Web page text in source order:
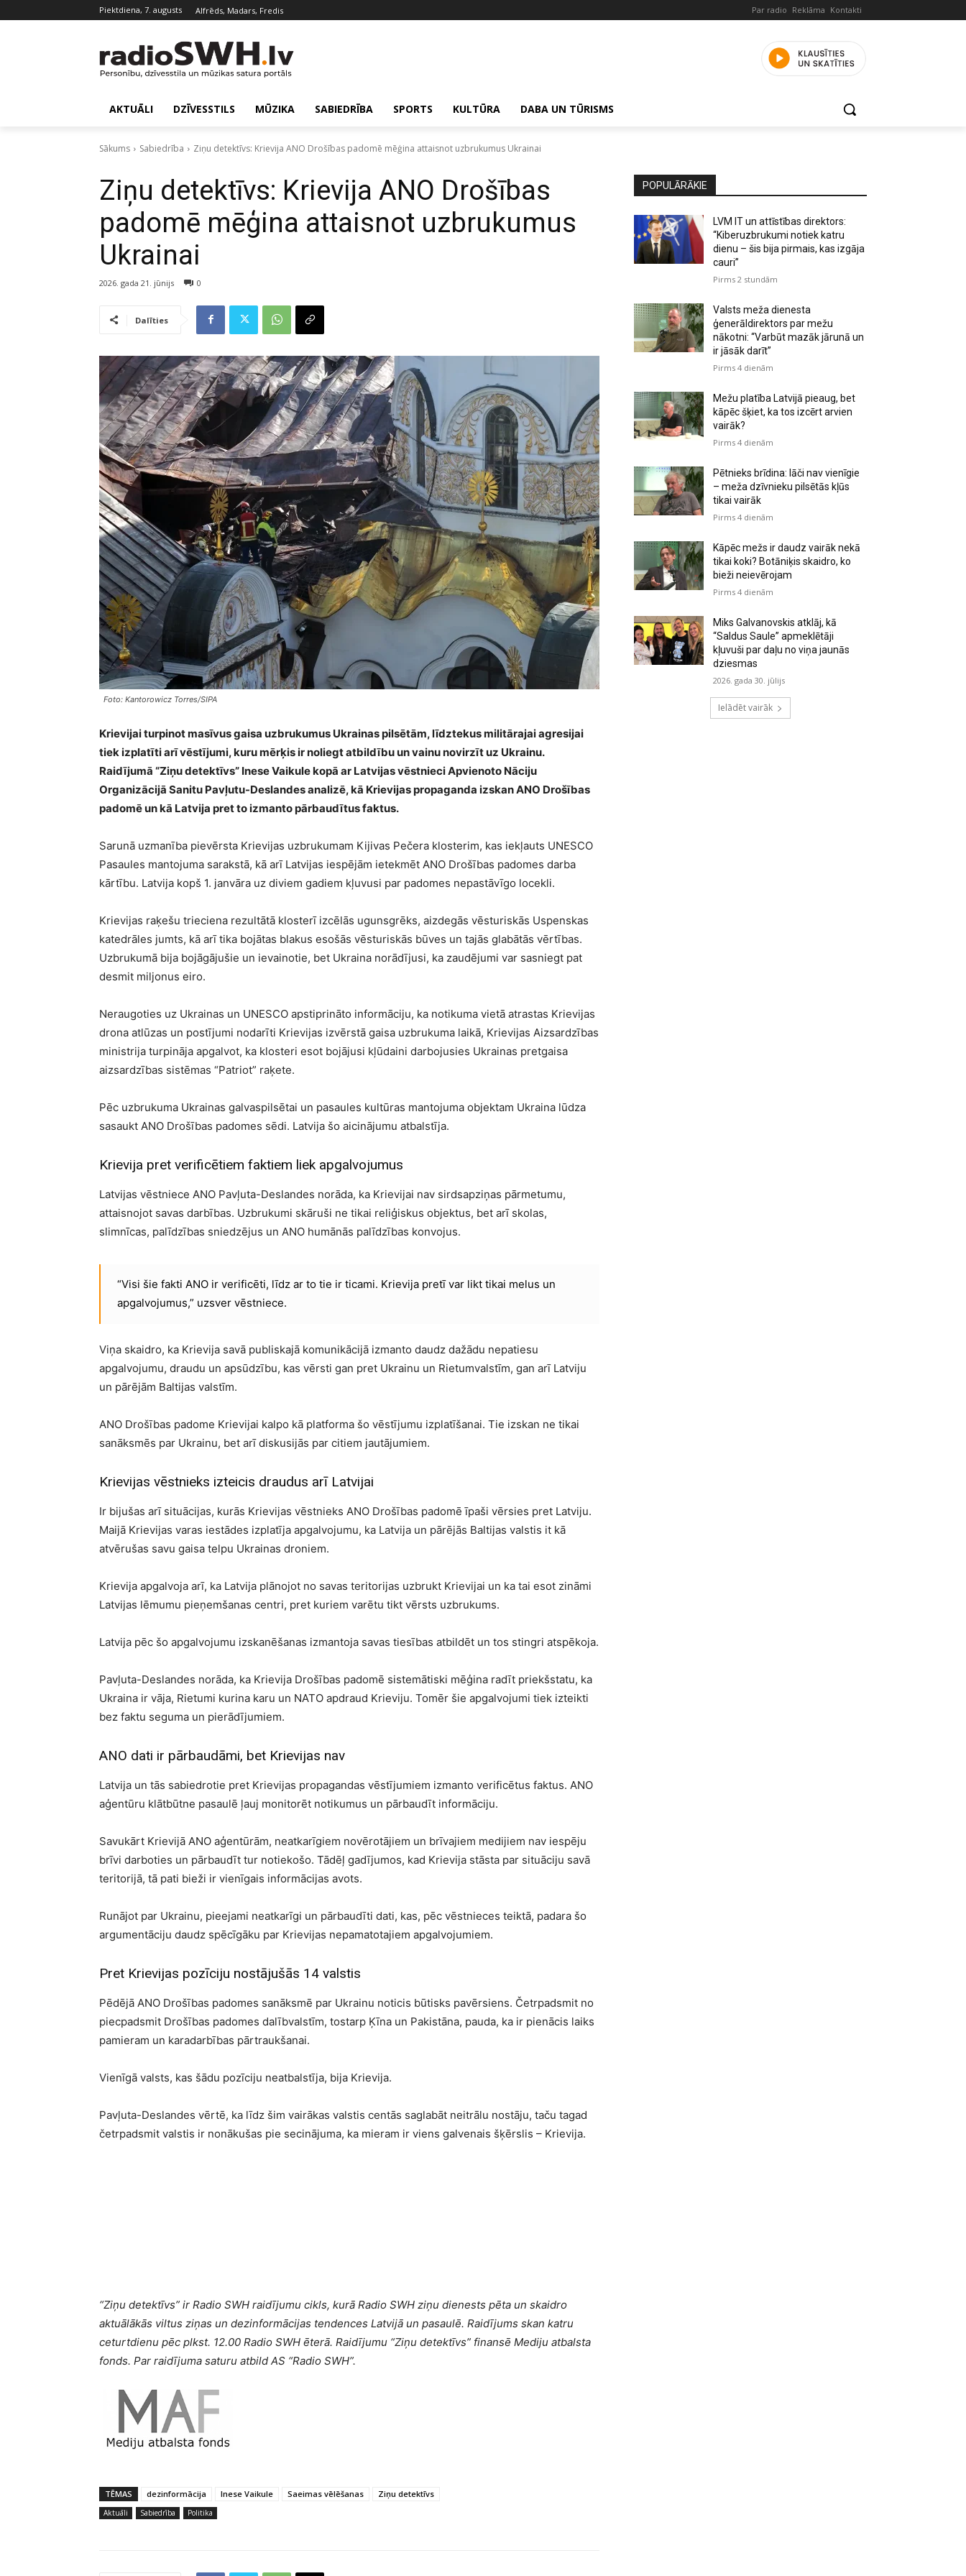
piektdiena, 7. augusts Alfrēds, Madars, Fredis Par radio Reklāma Kontakti
AKTUĀLI DZĪVESSTILS MŪZIKA SABIEDRĪBA SPORTS KULTŪRA DABA UN TŪRISMS
Sākums Sabiedrība Ziņu detektīvs: Krievija ANO Drošības padomē mēģina attaisnot uzbrukumus Ukrainai
Ziņu detektīvs: Krievija ANO Drošības
padomē mēģina attaisnot uzbrukumus
Ukrainai
2026. gada 21. jūnijs 0
Dalīties
Foto: Kantorowicz Torres/SIPA
Krievijai turpinot masīvus gaisa uzbrukumus Ukrainas pilsētām, līdztekus militārajai agresijai
tiek izplatīti arī vēstījumi, kuru mērķis ir noliegt atbildību un vainu novirzīt uz Ukrainu.
Raidījumā “Ziņu detektīvs” Inese Vaikule kopā ar Latvijas vēstnieci Apvienoto Nāciju
Organizācijā Sanitu Pavļutu-Deslandes analizē, kā Krievijas propaganda izskan ANO Drošības
padomē un kā Latvija pret to izmanto pārbaudītus faktus.
Sarunā uzmanība pievērsta Krievijas uzbrukumam Kijivas Pečera klosterim, kas iekļauts UNESCO
Pasaules mantojuma sarakstā, kā arī Latvijas iespējām ietekmēt ANO Drošības padomes darba
kārtību. Latvija kopš 1. janvāra uz diviem gadiem kļuvusi par padomes nepastāvīgo locekli.
Krievijas raķešu trieciena rezultātā klosterī izcēlās ugunsgrēks, aizdegās vēsturiskās Uspenskas
katedrāles jumts, kā arī tika bojātas blakus esošās vēsturiskās būves un tajās glabātās vērtības.
Uzbrukumā bija bojāgājušie un ievainotie, bet Ukraina norādījusi, ka zaudējumi var sasniegt pat
desmit miljonus eiro.
Neraugoties uz Ukrainas un UNESCO apstiprināto informāciju, ka notikuma vietā atrastas Krievijas
drona atlūzas un postījumi nodarīti Krievijas izvērstā gaisa uzbrukuma laikā, Krievijas Aizsardzības
ministrija turpināja apgalvot, ka klosteri esot bojājusi kļūdaini darbojusies Ukrainas pretgaisa
aizsardzības sistēmas “Patriot” raķete.
Pēc uzbrukuma Ukrainas galvaspilsētai un pasaules kultūras mantojuma objektam Ukraina lūdza
sasaukt ANO Drošības padomes sēdi. Latvija šo aicinājumu atbalstīja.
Krievija pret verificētiem faktiem liek apgalvojumus
Latvijas vēstniece ANO Pavļuta-Deslandes norāda, ka Krievijai nav sirdsapziņas pārmetumu,
attaisnojot savas darbības. Uzbrukumi skāruši ne tikai reliģiskus objektus, bet arī skolas,
slimnīcas, palīdzības sniedzējus un ANO humānās palīdzības konvojus.
“Visi šie fakti ANO ir verificēti, līdz ar to tie ir ticami. Krievija pretī var likt tikai melus un
apgalvojumus,” uzsver vēstniece.
Viņa skaidro, ka Krievija savā publiskajā komunikācijā izmanto daudz dažādu nepatiesu
apgalvojumu, draudu un apsūdzību, kas vērsti gan pret Ukrainu un Rietumvalstīm, gan arī Latviju
un pārējām Baltijas valstīm.
ANO Drošības padome Krievijai kalpo kā platforma šo vēstījumu izplatīšanai. Tie izskan ne tikai
sanāksmēs par Ukrainu, bet arī diskusijās par citiem jautājumiem.
Krievijas vēstnieks izteicis draudus arī Latvijai
Ir bijušas arī situācijas, kurās Krievijas vēstnieks ANO Drošības padomē īpaši vērsies pret Latviju.
Maijā Krievijas varas iestādes izplatīja apgalvojumu, ka Latvija un pārējās Baltijas valstis it kā
atvērušas savu gaisa telpu Ukrainas droniem.
Krievija apgalvoja arī, ka Latvija plānojot no savas teritorijas uzbrukt Krievijai un ka tai esot zināmi
Latvijas lēmumu pieņemšanas centri, pret kuriem varētu tikt vērsts uzbrukums.
Latvija pēc šo apgalvojumu izskanēšanas izmantoja savas tiesības atbildēt un tos stingri atspēkoja.
Pavļuta-Deslandes norāda, ka Krievija Drošības padomē sistemātiski mēģina radīt priekšstatu, ka
Ukraina ir vāja, Rietumi kurina karu un NATO apdraud Krieviju. Tomēr šie apgalvojumi tiek izteikti
bez faktu seguma un pierādījumiem.
ANO dati ir pārbaudāmi, bet Krievijas nav
Latvija un tās sabiedrotie pret Krievijas propagandas vēstījumiem izmanto verificētus faktus. ANO
aģentūru klātbūtne pasaulē ļauj monitorēt notikumus un pārbaudīt informāciju.
Savukārt Krievijā ANO aģentūrām, neatkarīgiem novērotājiem un brīvajiem medijiem nav iespēju
brīvi darboties un pārbaudīt tur notiekošo. Tādēļ gadījumos, kad Krievija stāsta par situāciju savā
teritorijā, tā pati bieži ir vienīgais informācijas avots.
Runājot par Ukrainu, pieejami neatkarīgi un pārbaudīti dati, kas, pēc vēstnieces teiktā, padara šo
argumentāciju daudz spēcīgāku par Krievijas nepamatotajiem apgalvojumiem.
Pret Krievijas pozīciju nostājušās 14 valstis
Pēdējā ANO Drošības padomes sanāksmē par Ukrainu noticis būtisks pavērsiens. Četrpadsmit no
piecpadsmit Drošības padomes dalībvalstīm, tostarp Ķīna un Pakistāna, pauda, ka ir pienācis laiks
pamieram un karadarbības pārtraukšanai.
Vienīgā valsts, kas šādu pozīciju neatbalstīja, bija Krievija.
Pavļuta-Deslandes vērtē, ka līdz šim vairākas valstis centās saglabāt neitrālu nostāju, taču tagad
četrpadsmit valstis ir nonākušas pie secinājuma, ka mieram ir viens galvenais šķērslis – Krievija.
“Ziņu detektīvs” ir Radio SWH raidījumu cikls, kurā Radio SWH ziņu dienests pēta un skaidro
aktuālākās viltus ziņas un dezinformācijas tendences Latvijā un pasaulē. Raidījums skan katru
ceturtdienu pēc plkst. 12.00 Radio SWH ēterā. Raidījumu “Ziņu detektīvs” finansē Mediju atbalsta
fonds. Par raidījuma saturu atbild AS “Radio SWH”.
TĒMAS dezinformācija Inese Vaikule Saeimas vēlēšanas Ziņu detektīvs
Aktuāli Sabiedrība Politika
POPULĀRĀKIE
LVM IT un attīstības direktors:
“Kiberuzbrukumi notiek katru
dienu – šis bija pirmais, kas izgāja
cauri”
Pirms 2 stundām
Valsts meža dienesta
ģenerāldirektors par mežu
nākotni: “Varbūt mazāk jārunā un
ir jāsāk darīt”
Pirms 4 dienām
Mežu platība Latvijā pieaug, bet
kāpēc šķiet, ka tos izcērt arvien
vairāk?
Pirms 4 dienām
Pētnieks brīdina: lāči nav vienīgie
– meža dzīvnieku pilsētās kļūs
tikai vairāk
Pirms 4 dienām
Kāpēc mežs ir daudz vairāk nekā
tikai koki? Botāniķis skaidro, ko
bieži neievērojam
Pirms 4 dienām
Miks Galvanovskis atklāj, kā
“Saldus Saule” apmeklētāji
kļuvuši par daļu no viņa jaunās
dziesmas
2026. gada 30. jūlijs
Ielādēt vairāk